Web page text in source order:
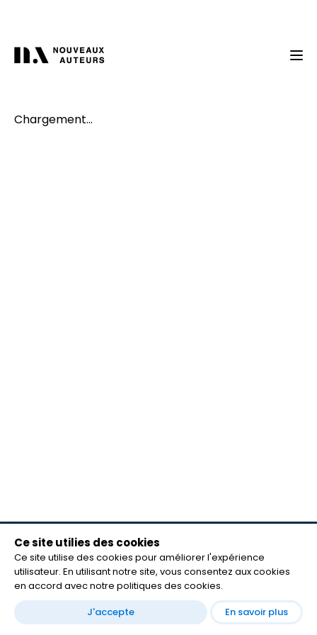
Chargement...
meilleurs lecteurs
FAQ
Contact
Ce site utilies des cookies
Ce site utilise des cookies pour améliorer l'expérience
utilisateur. En utilisant notre site, vous consentez aux cookies
en accord avec notre politiques des cookies.
J'accepte
En savoir plus